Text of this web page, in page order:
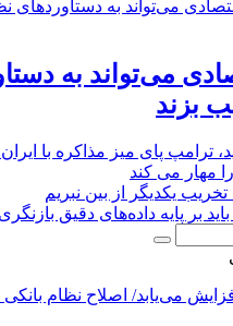
می‌تواند به
بزند
می‌یابد/ اصلاح نظام بانکی